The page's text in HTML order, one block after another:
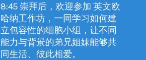
8:45 崇拜后，欢迎参加 英文欧
哈纳工作坊，一同学习如何建
立包容性的细胞小组，让不同
能力与背景的弟兄姐妹能够共
同生活、彼此相爱。